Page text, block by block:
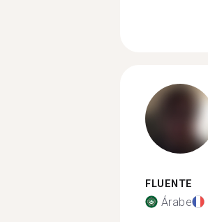
FLUENTE
Árabe